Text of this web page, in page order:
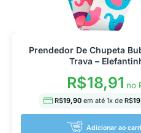
Prendedor De Chupeta
Trava –
R$18,91 no
R$19,90 em até 1x de R$
Adicionar ao